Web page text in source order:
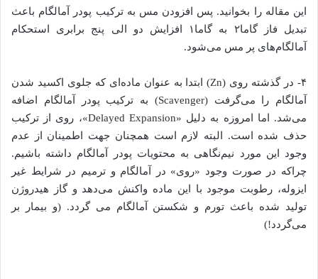
این مقاله را بخوانید. پس افزودن مس به ترکیب پودر آمالگام باعث
تبدیل فاز گاما۲ به گاما۱ افزایش دو الی پنج برابری استحکام
آمالگام‌های پر مس می‌شود.
۴- در گذشته روی (Zn) ابتدا به عنوان ماده‌ای که جلوی اکسید شدن
آمالگام را می‌گرفت (Scavenger) به ترکیب پودر آمالگام اضافه
می‌شد. اما امروزه به دلیل «Delayed Expansion»، روی از ترکیب
حذف شده است. البته لازم است همچنان جهت اطمینان از عدم
وجود این مورد نیم‌نگاهی به محتویات پودر آمالگام داشته باشیم.
چراکه در صورت وجود «روی» در آمالگام و ترمیم در شرایط غیر
ایزوله، رطوبت موجود با این ماده واکنش می‌دهد و گاز هیدروژن
تولید شده باعث تورم و شکستن آمالگام می گردد. (و بیمار بر
می‌گردد!)